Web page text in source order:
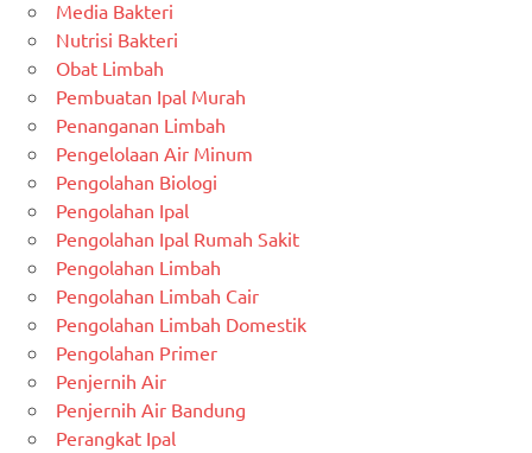
Media Bakteri
Nutrisi Bakteri
Obat Limbah
Pembuatan Ipal Murah
Penanganan Limbah
Pengelolaan Air Minum
Pengolahan Biologi
Pengolahan Ipal
Pengolahan Ipal Rumah Sakit
Pengolahan Limbah
Pengolahan Limbah Cair
Pengolahan Limbah Domestik
Pengolahan Primer
Penjernih Air
Penjernih Air Bandung
Perangkat Ipal